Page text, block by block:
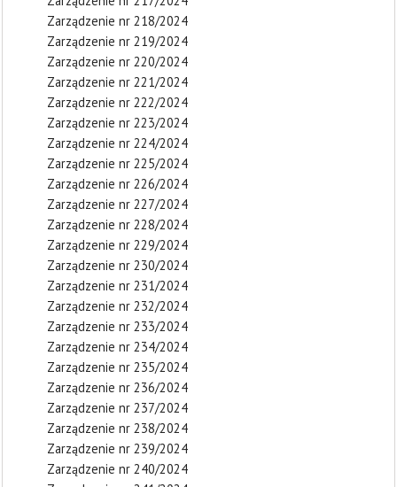
Zarządzenie nr 218/2024
Zarządzenie nr 219/2024
Zarządzenie nr 220/2024
Zarządzenie nr 221/2024
Zarządzenie nr 222/2024
Zarządzenie nr 223/2024
Zarządzenie nr 224/2024
Zarządzenie nr 225/2024
Zarządzenie nr 226/2024
Zarządzenie nr 227/2024
Zarządzenie nr 228/2024
Zarządzenie nr 229/2024
Zarządzenie nr 230/2024
Zarządzenie nr 231/2024
Zarządzenie nr 232/2024
Zarządzenie nr 233/2024
Zarządzenie nr 234/2024
Zarządzenie nr 235/2024
Zarządzenie nr 236/2024
Zarządzenie nr 237/2024
Zarządzenie nr 238/2024
Zarządzenie nr 239/2024
Zarządzenie nr 240/2024